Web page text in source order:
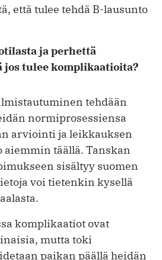
että tulee tehdä B-lausunto
ja perhettä
jos tulee komplikaatioita?
tehdään
normiprosessiensa
arviointi ja leikkauksen
aiemmin täällä. Tanskan
sisältyy suomen
voi tietenkin kysellä
komplikaatiot ovat
mutta toki
paikan päällä heidän